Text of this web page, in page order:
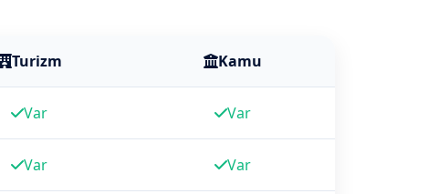
Turizm Kamu
Var Var
Var Var